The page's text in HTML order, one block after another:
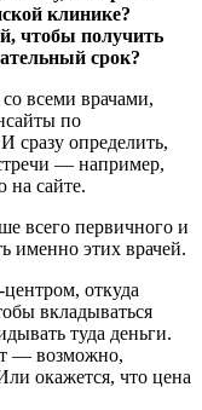
клинике?
чтобы получить
срок?
всеми врачами,
по
сразу определить,
— например,
сайте.
всего первичного и
именно этих врачей.
откуда
вкладываться
туда деньги.
— возможно,
окажется, что цена